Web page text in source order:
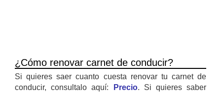
¿Cómo renovar carnet de conducir?
Si quieres saer cuanto cuesta renovar tu carnet de
conducir, consultalo aquí:
Precio. Si quieres saber